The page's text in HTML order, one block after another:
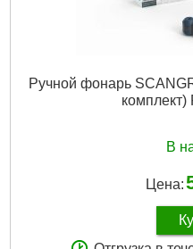
Ручной фонарь
комплект)
В
Цена: